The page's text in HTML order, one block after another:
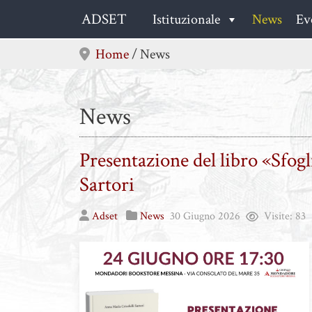
ADSET Istituzionale News
Home/News
News
Presentazione del libro
Sartori
Adset News 30 Giugno 2026 Visite: 83